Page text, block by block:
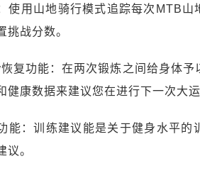
使用山地骑行模式追踪每次MTB
挑战分数。
复功能：在两次锻炼之间给身体
健康数据来建议您在进行下一次大
能：训练建议能是关于健身水平
议。